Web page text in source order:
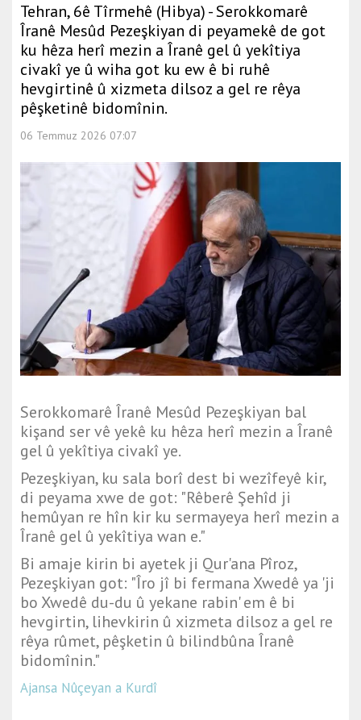
Tehran, 6ê Tîrmehê (Hibya) - Serokkomarê
Îranê Mesûd Pezeşkiyan di peyamekê de got
ku hêza herî mezin a Îranê gel û yekîtiya
civakî ye û wiha got ku ew ê bi ruhê
hevgirtinê û xizmeta dilsoz a gel re rêya
pêşketinê bidomînin.
06 Temmuz 2026 07:07
Serokkomarê Îranê Mesûd Pezeşkiyan bal
kişand ser vê yekê ku hêza herî mezin a Îranê
gel û yekîtiya civakî ye.
Pezeşkiyan, ku sala borî dest bi wezîfeyê kir,
di peyama xwe de got: "Rêberê Şehîd ji
hemûyan re hîn kir ku sermayeya herî mezin a
Îranê gel û yekîtiya wan e."
Bi amaje kirin bi ayetek ji Qur'ana Pîroz,
Pezeşkiyan got: "Îro jî bi fermana Xwedê ya 'ji
bo Xwedê du-du û yekane rabin' em ê bi
hevgirtin, lihevkirin û xizmeta dilsoz a gel re
rêya rûmet, pêşketin û bilindbûna Îranê
bidomînin."
Ajansa Nûçeyan a Kurdî